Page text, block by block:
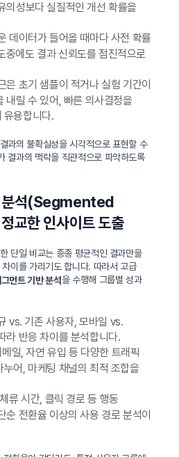
의성보다 실질적인 개선 확률을
데이터가 들어올 때마다 사전 확률
에도 결과 신뢰도를 점진적으로
은 초기 샘플이 적거나 실험 기간이
내릴 수 있어, 빠른 의사결정을
유용합니다.
과의 불확실성을 시각적으로 표현할 수
결과의 맥락을 직관적으로 파악하도록
분석(Segmented
교한 인사이트 도출
단일 비교는 종종 평균적인 결과만을
이를 가리기도 합니다. 따라서 고급
먼트 기반 분석을 수행해 그룹별 성과
vs. 기존 사용자, 모바일 vs.
라 반응 차이를 분석합니다.
일, 자연 유입 등 다양한 트래픽
어, 마케팅 채널의 최적 조합을
류 시간, 클릭 경로 등 행동
순 전환율 이상의 사용 경로 분석이